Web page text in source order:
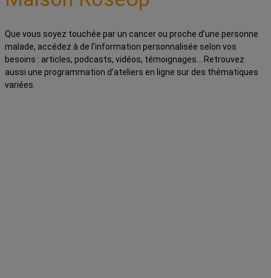
Que vous soyez touchée par un cancer ou proche d’une personne
malade, accédez à de l’information personnalisée selon vos
besoins : articles, podcasts, vidéos, témoignages… Retrouvez
aussi une programmation d’ateliers en ligne sur des thématiques
variées.